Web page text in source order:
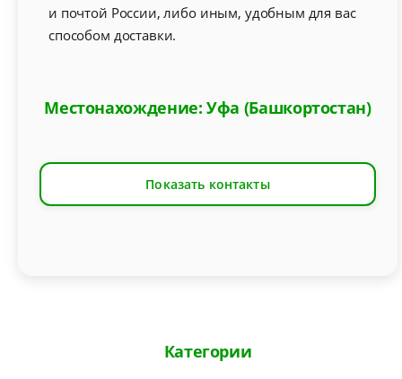
и почтой России, либо иным, удобным для вас
способом доставки.
Местонахождение: Уфа (Башкортостан)
Показать контакты
Категории